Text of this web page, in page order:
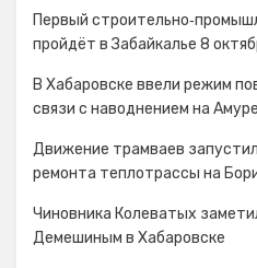
Первый
пройдёт в Забайкалье 8
В Хабаровске ввели режим
связи с наводнением на Амуре
Движение трамваев
ремонта теплотрассы на
Чиновника Колеватых
Демешиным в Хабаровске